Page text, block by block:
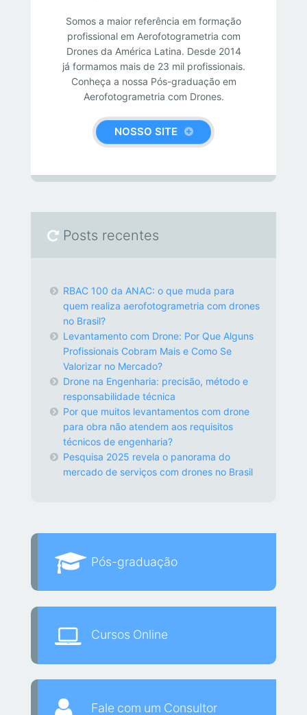
Somos a maior referência em formação
profissional em Aerofotogrametria com
Drones da América Latina. Desde 2014
já formamos mais de 23 mil profissionais.
Conheça a nossa Pós-graduação em
Aerofotogrametria com Drones.
NOSSO SITE
Posts recentes
RBAC 100 da ANAC: o que muda para
quem realiza aerofotogrametria com drones
no Brasil?
Levantamento com Drone: Por Que Alguns
Profissionais Cobram Mais e Como Se
Valorizar no Mercado?
Drone na Engenharia: precisão, método e
responsabilidade técnica
Por que muitos levantamentos com drone
para obra não atendem aos requisitos
técnicos de engenharia?
Pesquisa 2025 revela o panorama do
mercado de serviços com drones no Brasil
Pós-graduação
Cursos Online
Fale com um Consultor